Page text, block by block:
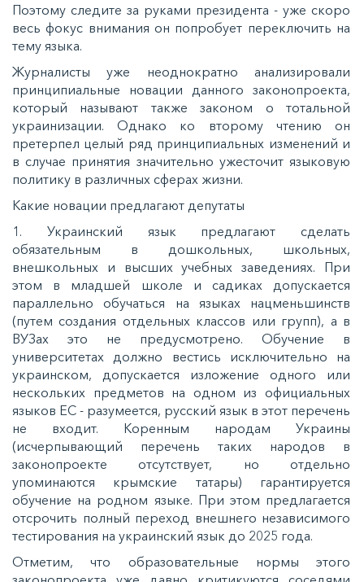
Поэтому следите за руками президента - уже скоро
весь фокус внимания он попробует переключить на
тему языка.
Журналисты уже неоднократно анализировали
принципиальные новации данного законопроекта,
который называют также законом о тотальной
украинизации. Однако ко второму чтению он
претерпел целый ряд принципиальных изменений и
в случае принятия значительно ужесточит языковую
политику в различных сферах жизни.
Какие новации предлагают депутаты
1. Украинский язык предлагают сделать
обязательным в дошкольных, школьных,
внешкольных и высших учебных заведениях. При
этом в младшей школе и садиках допускается
параллельно обучаться на языках нацменьшинств
(путем создания отдельных классов или групп), а в
ВУЗах это не предусмотрено. Обучение в
университетах должно вестись исключительно на
украинском, допускается изложение одного или
нескольких предметов на одном из официальных
языков ЕС - разумеется, русский язык в этот перечень
не входит. Коренным народам Украины
(исчерпывающий перечень таких народов в
законопроекте отсутствует, но отдельно
упоминаются крымские татары) гарантируется
обучение на родном языке. При этом предлагается
отсрочить полный переход внешнего независимого
тестирования на украинский язык до 2025 года.
Отметим, что образовательные нормы этого